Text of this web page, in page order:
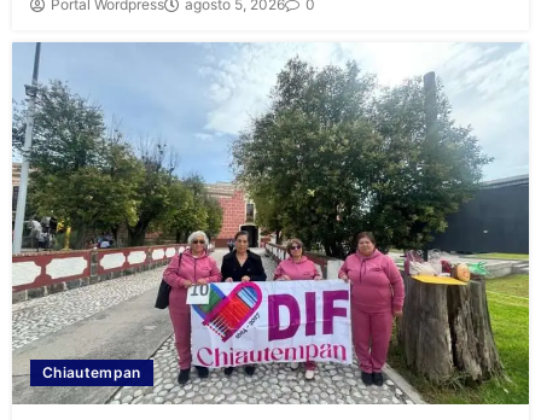
Portal Wordpress agosto 5, 2026 0
Chiautempan